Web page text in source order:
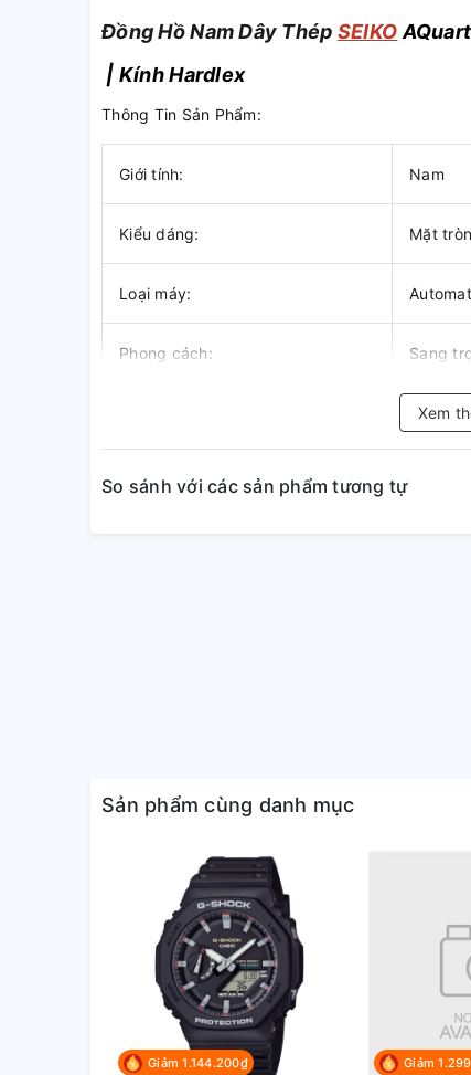
Đồng Hồ Nam Dây Thép SEIKO
| Kính Hardlex
Thông Tin Sản Phẩm:
Giới tính: Nam
Kiểu dáng: Mặt tròn
Loại máy:
Phong cách: Sang
Mặt
Chất liệu vỏ: Thép
Xuất xứ thương hiệu: Nhật
Seikolà một trong những thương hiệu nổi tiếng
Xem
So sánh với các sản phẩm tương tự
Sản phẩm cùng danh mục
Giảm 1.144.200₫ Giảm